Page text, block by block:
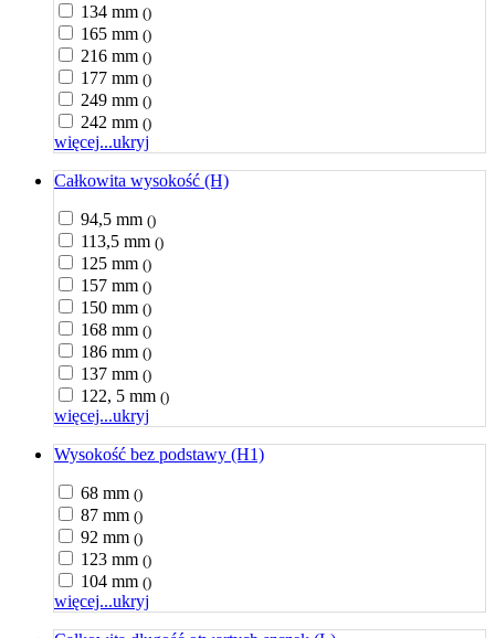
134 mm ()
165 mm ()
216 mm ()
177 mm ()
249 mm ()
242 mm ()
więcej...ukryj
Całkowita wysokość (H)
94,5 mm ()
113,5 mm ()
125 mm ()
157 mm ()
150 mm ()
168 mm ()
186 mm ()
137 mm ()
122, 5 mm ()
więcej...ukryj
Wysokość bez podstawy (H1)
68 mm ()
87 mm ()
92 mm ()
123 mm ()
104 mm ()
więcej...ukryj